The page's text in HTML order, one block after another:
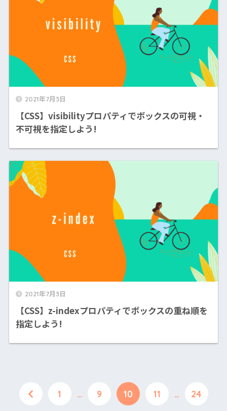
2021年7月3日
【CSS】visibilityプロパティでボックスの可視・
不可視を指定しよう!
2021年7月3日
【CSS】z-indexプロパティでボックスの重ね順を
指定しよう!
1 … 9 10 11 … 24